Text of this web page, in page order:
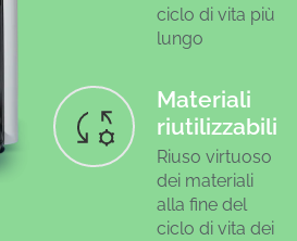
ciclo di vita più
lungo
Materiali
riutilizzabili
Riuso virtuoso
dei materiali
alla fine del
ciclo di vita dei